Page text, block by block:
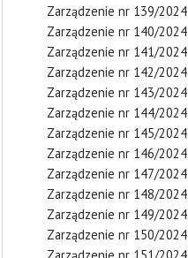
Zarządzenie nr 139/2024
Zarządzenie nr 140/2024
Zarządzenie nr 141/2024
Zarządzenie nr 142/2024
Zarządzenie nr 143/2024
Zarządzenie nr 144/2024
Zarządzenie nr 145/2024
Zarządzenie nr 146/2024
Zarządzenie nr 147/2024
Zarządzenie nr 148/2024
Zarządzenie nr 149/2024
Zarządzenie nr 150/2024